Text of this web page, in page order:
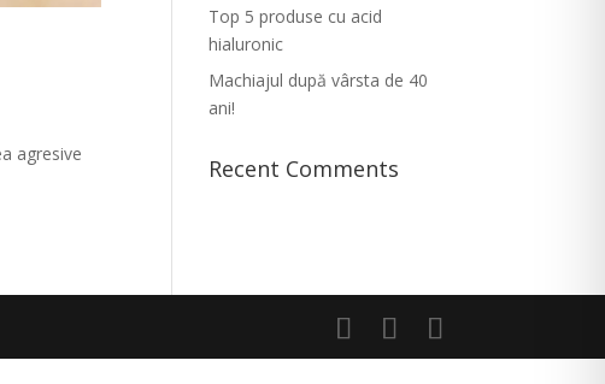
agresive
Top 5 produse cu acid
hialuronic
Machiajul după vârsta de 40
ani!
Recent Comments